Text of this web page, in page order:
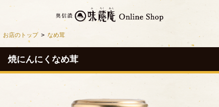
お店のトップ > なめ茸
焼にんにくなめ茸